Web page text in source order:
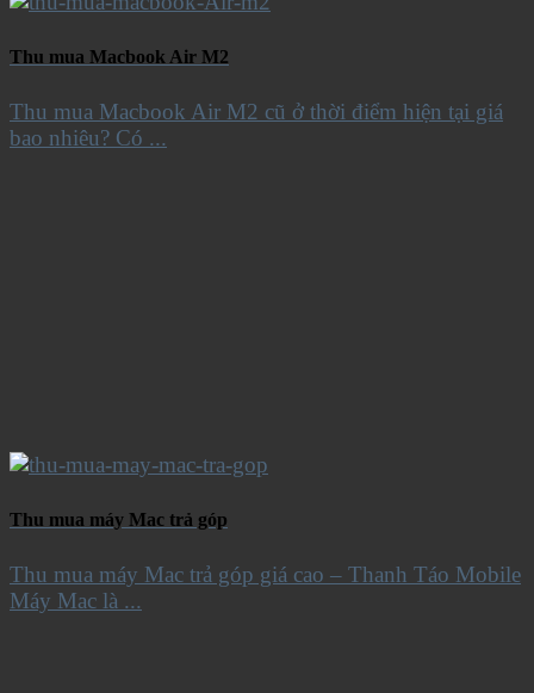
Thu mua Macbook Air M2
Thu mua Macbook Air M2 cũ ở thời điểm hiện tại giá
bao nhiêu? Có ...
Thu mua máy Mac trả góp
Thu mua máy Mac trả góp giá cao – Thanh Táo Mobile
Máy Mac là ...